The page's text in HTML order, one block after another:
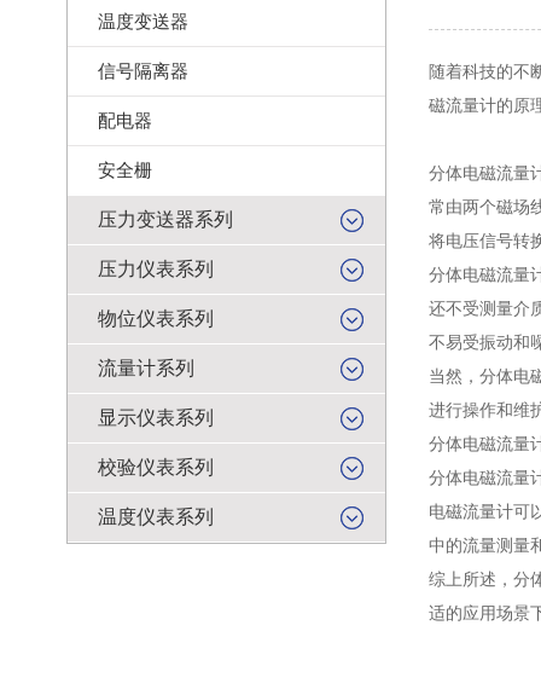
温度变送器
信号隔离器
配电器
安全栅
压力变送器系列
压力仪表系列
物位仪表系列
流量计系列
显示仪表系列
校验仪表系列
温度仪表系列
随着科技的不
磁流量计的原
分体电磁流量
常由两个磁场
将电压信号转
分体电磁流量
还不受测量介
不易受振动和
当然，分体电
进行操作和维
分体电磁流量
分体电磁流量
电磁流量计可
中的流量测量
综上所述，分
适的应用场景